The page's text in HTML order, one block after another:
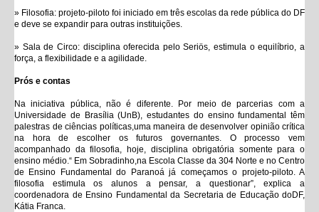
» Filosofia: projeto-piloto foi iniciado em três escolas da rede pública do DF
e deve se expandir para outras instituições.
» Sala de Circo: disciplina oferecida pelo Seriös, estimula o equilíbrio, a
força, a flexibilidade e a agilidade.
Prós e contas
Na iniciativa pública, não é diferente. Por meio de parcerias com a
Universidade de Brasília (UnB), estudantes do ensino fundamental têm
palestras de ciências políticas,uma maneira de desenvolver opinião crítica
na hora de escolher os futuros governantes. O processo vem
acompanhado da filosofia, hoje, disciplina obrigatória somente para o
ensino médio.“ Em Sobradinho,na Escola Classe da 304 Norte e no Centro
de Ensino Fundamental do Paranoá já começamos o projeto-piloto. A
filosofia estimula os alunos a pensar, a questionar”, explica a
coordenadora de Ensino Fundamental da Secretaria de Educação doDF,
Kátia Franca.